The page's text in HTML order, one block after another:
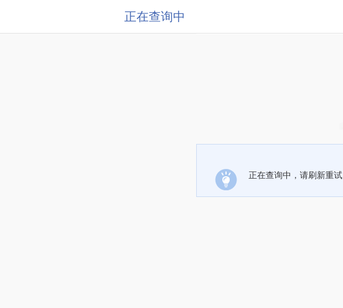
正在查询中
正在查询中，请刷新重试